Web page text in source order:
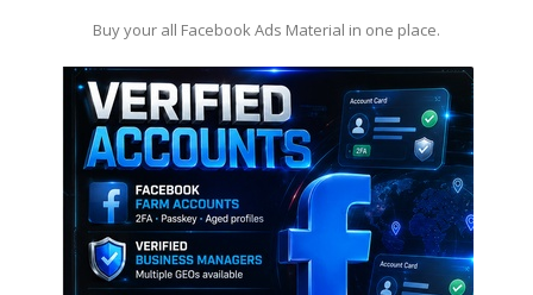
Buy your all Facebook Ads Material in one place.